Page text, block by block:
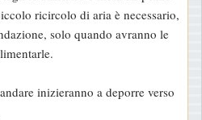
ricircolo di aria è necessario,
solo quando avranno le
inizieranno a deporre verso